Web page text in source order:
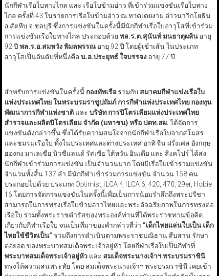
นักกีฬาเรือใบทางไกล และ เรือใบข้ามอ่าว ที่เข้าร่วมแข่งขันเรือใบทาง
ไกล ครั้งที่ 43 ในรายการเรือใบข้ามอ่าว ณ หาดเตยงาม อ่าวนาวิกโยธิน
อ.สัตหีบ จ.ชลบุรี ซึ่งการแข่งขันในครั้งนี้มีนักกีฬาเรือใบอาวุโสที่เข้าร่วม
การแข่งขันเรือใบทางไกล ประกอบด้วย พล.ร.ต.สุนันท์ มนธาตุผลินอายุ
92 ปี พล.ร.อ.สมหวัง พิมลพรรณอายุ 92 ปี โดยผู้เข้าเส้น ในประเภท
อาวุโสเป็นอันดับที่หนึ่งคือน.อ.ประยุทธ์ ใจบรรจงอายุ 77 ปี
สำหรับการแข่งขันในครั้งนี้ กองทัพเรือร่วมกับ สมาคมกีฬาแข่งเรือใบ
แห่งประเทศไทย ในพระบรมราชูปถัมภ์ การกีฬาแห่งประเทศไทย กองทุน
พัฒนาการกีฬาแห่งชาติและ บริษัท การปิโตรเลียมแห่งประเทศไทย
สำรวจและผลิตปิโตรเลียม จำกัด (มหาชน) หรือ ปตท.สผ.ได้จัดการ
แข่งขันดังกล่าวขึ้น ซึ่งได้รับความสนใจจากนักกีฬาเรือใบจากสโมสร
และชมรมเรือใบ ทั้งในประเทศและต่างประเทศ อาทิ จีน ฝรั่งเศส อังกฤษ
ฮ่องกง มาเลเซีย นิวซีแลนด์ รัสเซีย ไต้หวัน อินเดีย และ สิงคโปร์ ได้ส่ง
นักกีฬาเข้าร่วมการแข่งขัน เป็นจำนวนมาก โดยมีเรือใบเข้าร่วมแข่งขัน
จำนวนทั้งสิ้น 137 ลำ มีนักกีฬาเข้าร่วมการแข่งขัน จำนวน 158 คน
ประกอบไปด้วย ประเภท Optimist, ILCA 4, ILCA 6, 420, 470, 29er, Hobie
16 โดยการจัดการแข่งขันในครั้งนี้เพื่อเป็นการน้อมรำลึกถึงพระปรีชา
สามารถในการทรงเรือใบข้ามอ่าวไทยและพระอัจฉริยภาพในการทรงต่อ
เรือใบ รวมทั้งพระราชดำรัสของพระองค์ท่านที่ได้พระราชทานข้อคิด
เกี่ยวกับกีฬาเรือใบ จนเป็นที่มาของคำกล่าวที่ว่า “เด็กไทยแล่นใบเป็น เด็ก
ไทยใช้ชีวิตเป็น” รวมถึงการดำเนินตามพระราชปณิธาน สืบสาน รักษา
ต่อยอด ของพระบาทสมเด็จพระเจ้าอยู่หัว โดยกีฬาเรือใบเป็นกีฬาที่
พระบาทสมเด็จพระเจ้าอยู่หัวและ สมเด็จพระนางเจ้าฯ พระบรมราชินี
ทรงให้ความสนพระทัย โดย สมเด็จพระนางเจ้าฯ พระบรมราชินี เคยเข้า